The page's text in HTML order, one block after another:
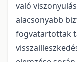
való
alacsonyabb
fogvatartottak